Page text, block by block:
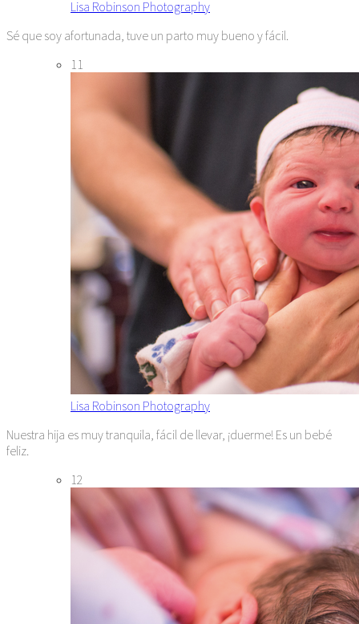
Lisa Robinson Photography
Sé que soy afortunada, tuve un parto muy bueno y fácil.
11
Lisa Robinson Photography
Nuestra hija es muy tranquila, fácil de llevar, ¡duerme! Es un bebé
feliz.
12